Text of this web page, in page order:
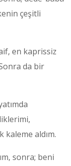
çeşitli
en kaprissiz
da bir
kaleme aldım.
sonra; beni